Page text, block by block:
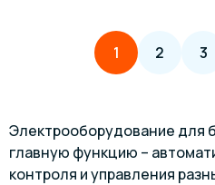
1 2 3
Электрооборудование для
главную функцию –
контроля и управления